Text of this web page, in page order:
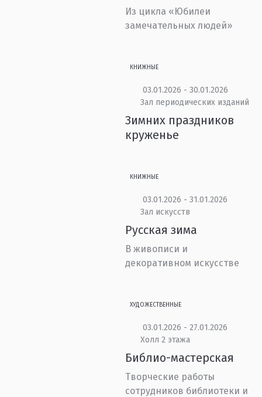
Из цикла «Юбилеи
замечательных людей»
КНИЖНЫЕ
03.01.2026 - 30.01.2026
Зал периодических изданий
Зимних праздников
круженье
КНИЖНЫЕ
03.01.2026 - 31.01.2026
Зал искусств
Русская зима
В живописи и
декоративном искусстве
ХУДОЖЕСТВЕННЫЕ
03.01.2026 - 27.01.2026
Холл 2 этажа
Библио-мастерская
Творческие работы
сотрудников библиотеки и